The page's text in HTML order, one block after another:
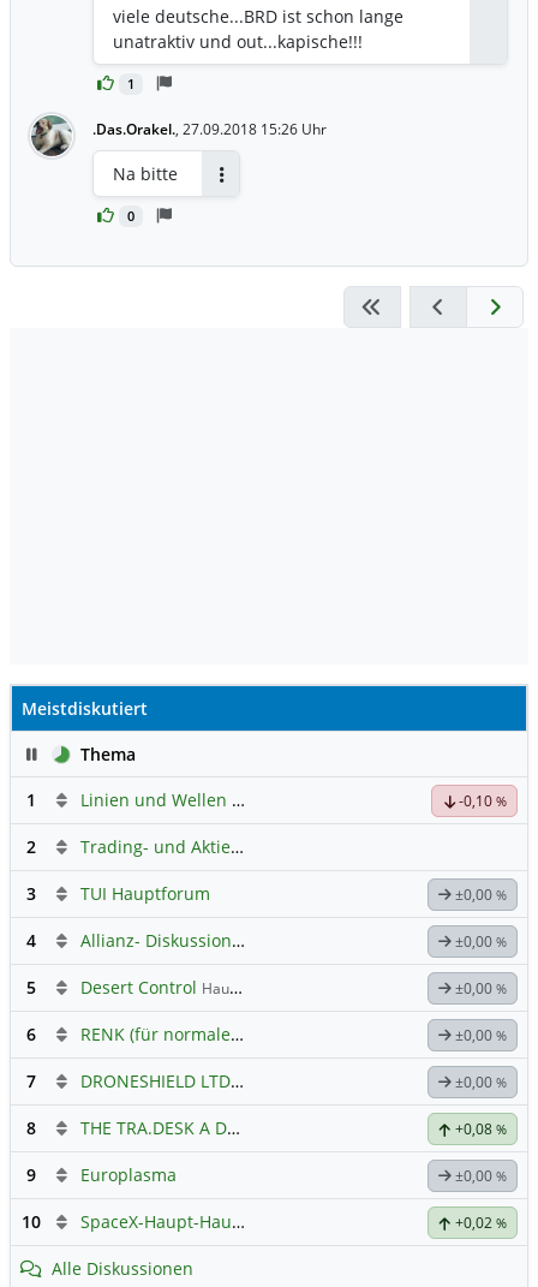
1
viele deutsche...BRD ist schon lange
unatraktiv und out...kapische!!!
.Das.Orakel., 27.09.2018 15:26 Uhr
0
Na bitte
Meistdiskutiert
PauseThema
1
Linien und Wellen Austausch Forum -0,10 %
2 Trading- und Aktien-Chat
3 TUI Hauptforum ±0,00 %
4 Allianz- Diskussion mit derminator ±0,00 %
5 Desert Control Hauptdiskussion ±0,00 %
6 RENK (für normale, sachliche Kommunikation!) ±0,00 %
7 DRONESHIELD LTDHauptdiskussion ±0,00 %
8 THE TRA.DESK A DL-,000001 +0,08 %
9 Europlasma ±0,00 %
10 SpaceX-Haupt-Hauptforum +0,02 %
Alle Diskussionen